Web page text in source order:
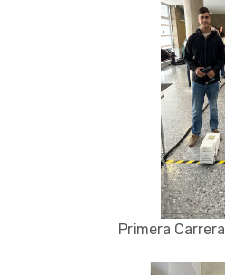
Primera Carrera